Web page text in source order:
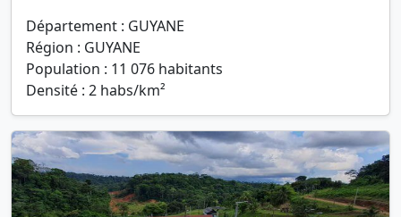
Département : GUYANE
Région : GUYANE
Population : 11 076 habitants
Densité : 2 habs/km²